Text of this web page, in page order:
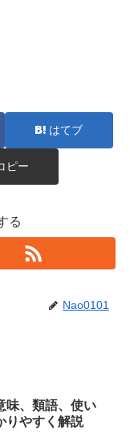
はてブ
ピー
る
Nao0101
味、類語、使い
りやすく解説